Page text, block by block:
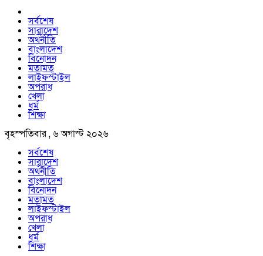
সর্বশেষ
সারাদেশ
অর্থনীতি
বাংলাদেশ
বিনোদন
মতামত
লাইফস্টাইল
অপরাধ
খেলা
ধর্ম
শিক্ষা
বৃহস্পতিবার , ৬ অগাস্ট ২০২৬
সর্বশেষ
সারাদেশ
অর্থনীতি
বাংলাদেশ
বিনোদন
মতামত
লাইফস্টাইল
অপরাধ
খেলা
ধর্ম
শিক্ষা